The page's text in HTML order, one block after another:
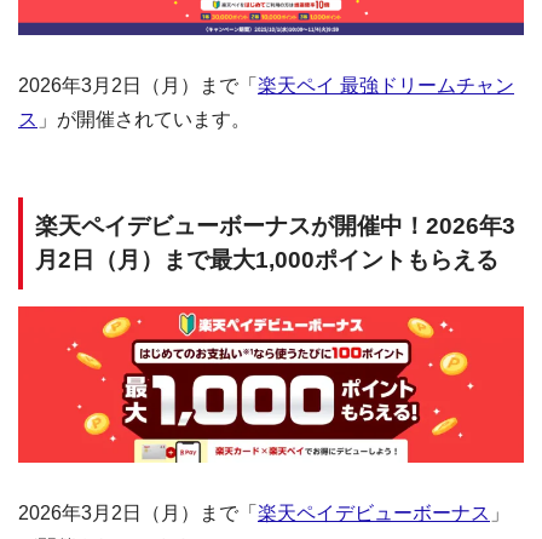
2026年3月2日（月）まで「 楽天ペイ 最強ドリームチャン
ス 」が開催されています。
楽天ペイデビューボーナスが開催中！2026年3
月2日（月）まで最大1,000ポイントもらえる
2026年3月2日（月）まで「 楽天ペイデビューボーナス 」